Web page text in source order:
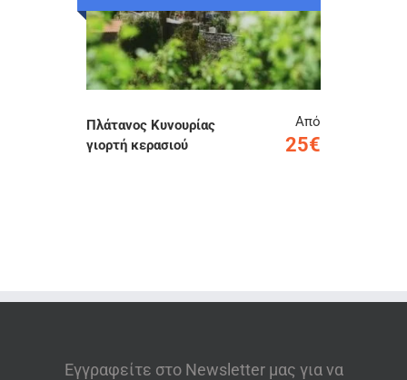
Πλάτανος Κυνουρίας
γιορτή κερασιού
Από
25€
Εγγραφείτε στο Newsletter μας για να